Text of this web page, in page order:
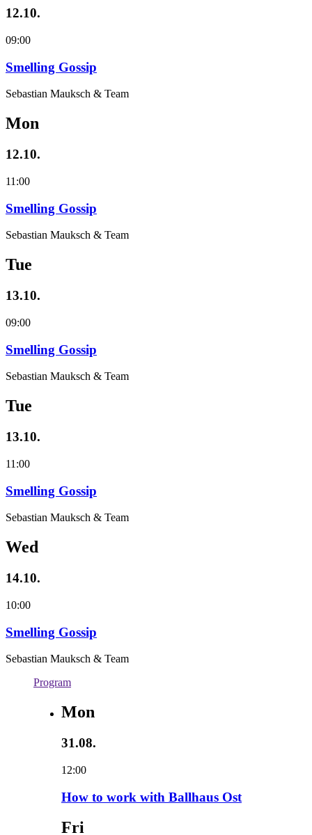
12.10.
09:00
Smelling Gossip
Sebastian Mauksch & Team
Mon
12.10.
11:00
Smelling Gossip
Sebastian Mauksch & Team
Tue
13.10.
09:00
Smelling Gossip
Sebastian Mauksch & Team
Tue
13.10.
11:00
Smelling Gossip
Sebastian Mauksch & Team
Wed
14.10.
10:00
Smelling Gossip
Sebastian Mauksch & Team
Program
Mon
31.08.
12:00
How to work with Ballhaus Ost
Fri